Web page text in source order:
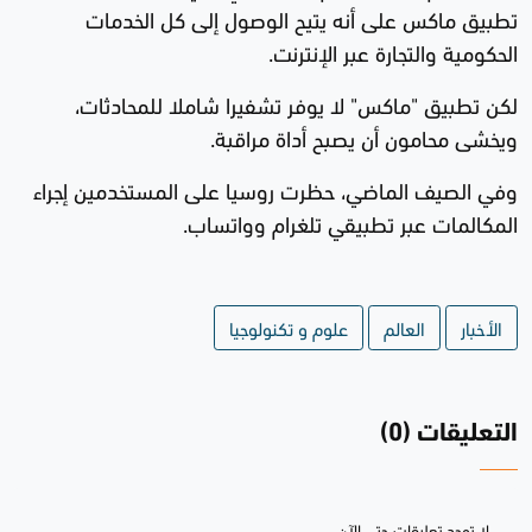
تطبيق ماكس على أنه يتيح الوصول إلى كل الخدمات
الحكومية والتجارة عبر الإنترنت.
لكن تطبيق "ماكس" لا يوفر تشفيرا شاملا للمحادثات،
ويخشى محامون أن يصبح أداة مراقبة.
وفي الصيف الماضي، حظرت روسيا على المستخدمين إجراء
المكالمات عبر تطبيقي تلغرام وواتساب.
الأخبار العالم علوم و تكنولوجيا
التعليقات (0)